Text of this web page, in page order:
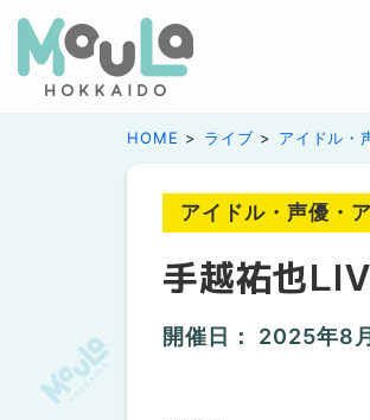
HOME ライブ アイドル・
アイドル・声優・
手越祐也
開催日： 2025年8